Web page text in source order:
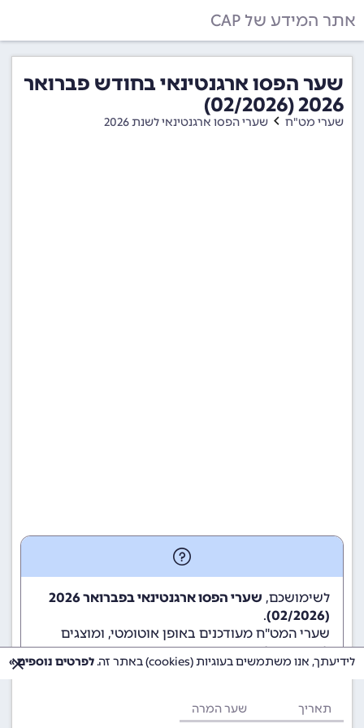
אתר המידע של CAP
שער הפסו ארגנטינאי בחודש פברואר
2026 (02/2026)
שערי מט"ח שערי הפסו ארגנטינאי לשנת 2026
לשימושכם,
שערי הפסו ארגנטינאי בפברואר 2026
(02/2026)
.
שערי המט"ח מעודכנים באופן אוטומטי, ומוצגים
לשימוש גולשי ומשתמשי האתר.
תאריך שער המרה
לידיעתך, אנו משתמשים בעוגיות (cookies) באתר זה. לפרטים נוספים »